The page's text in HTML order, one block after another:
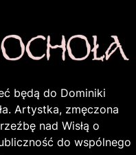
będą do Dominiki
Artystka, zmęczona
nad Wisłą o
do wspólnego